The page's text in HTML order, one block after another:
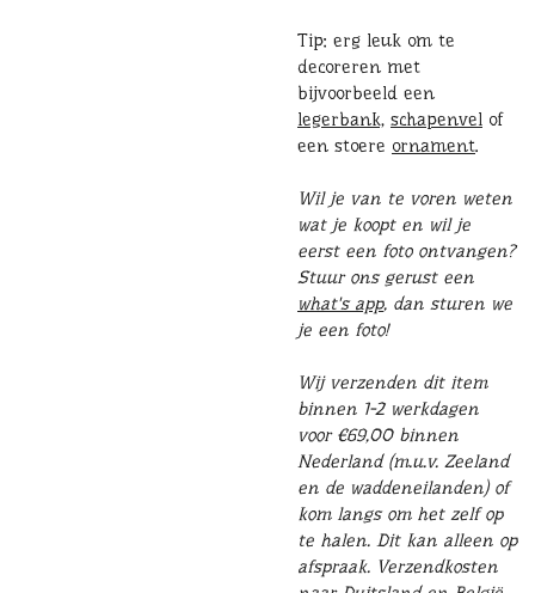
Tip: erg leuk om te
decoreren met
bijvoorbeeld een
legerbank, schapenvel of
een stoere ornament.
Wil je van te voren weten
wat je koopt en wil je
eerst een foto ontvangen?
Stuur ons gerust een
what's app, dan sturen we
je een foto!
Wij verzenden dit item
binnen 1-2 werkdagen
voor €69,00 binnen
Nederland (m.u.v. Zeeland
en de waddeneilanden) of
kom langs om het zelf op
te halen. Dit kan alleen op
afspraak. Verzendkosten